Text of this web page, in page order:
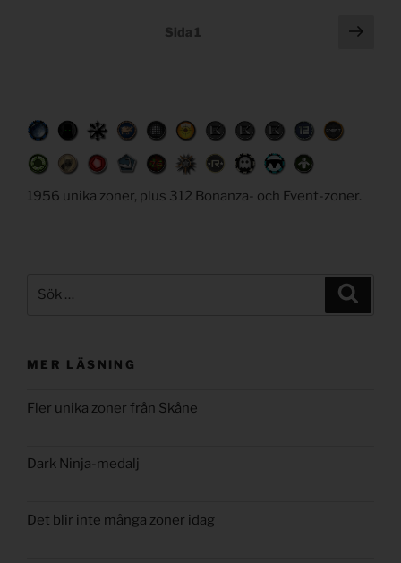
Sida 1
1956 unika zoner, plus 312 Bonanza- och Event-zoner.
MER LÄSNING
Fler unika zoner från Skåne
Dark Ninja-medalj
Det blir inte många zoner idag